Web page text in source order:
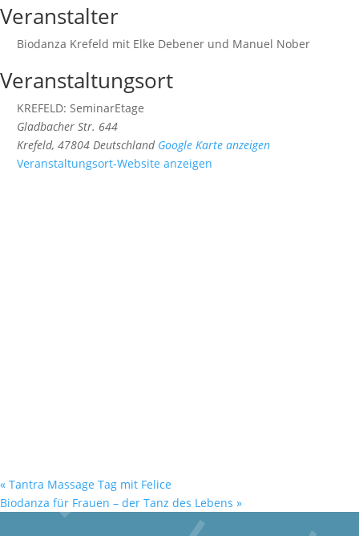
Veranstalter
Biodanza Krefeld mit Elke Debener und Manuel Nober
Veranstaltungsort
KREFELD: SeminarEtage
Gladbacher Str. 644
Krefeld, 47804 Deutschland Google Karte anzeigen
Veranstaltungsort-Website anzeigen
« Tantra Massage Tag mit Felice
Biodanza für Frauen – der Tanz des Lebens »